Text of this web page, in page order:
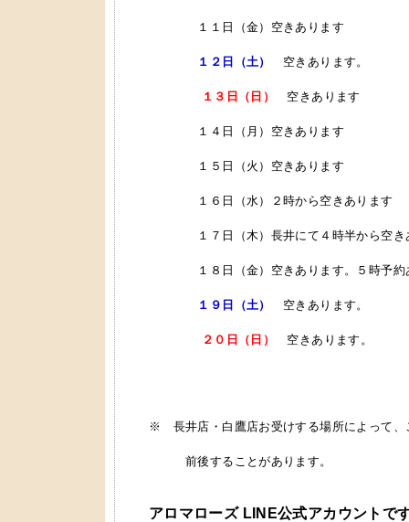
１１日（金）空きあります
１２日（土） 空きあります。
１３日（日） 空きあります
１４日（月）空きあります
１５日（火）空きあります
１６日（水）２時から空きあります
１７日（木）長井にて４時半から空き
１８日（金）空きあります。５時予約
１９日（土） 空きあります。
２０日（日） 空きあります。
※ 長井店・白鷹店お受けする場所によって、
前後することがあります。
アロマローズ LINE公式アカウントで